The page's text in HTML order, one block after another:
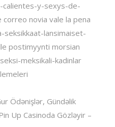
y-sexys-de-
novia vale la pena
lansimaiset-
postimyynti morsian
meksikali-kadinlar
Ödənişlər, Gündəlik
Up Casinoda Gözləyir –